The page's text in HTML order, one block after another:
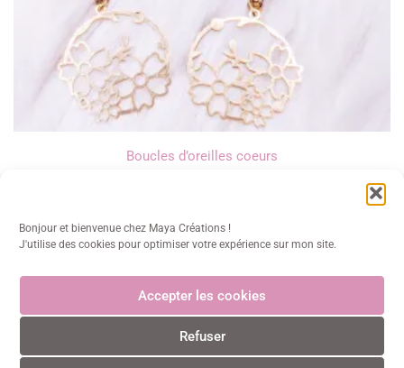
Bonjour et bienvenue chez Maya Créations !
J'utilise des cookies pour optimiser votre expérience sur mon site.
Accepter les cookies
Refuser
Boucles d’oreilles coeurs
Maya Créations
info@mayacreations.fr CGU•CGV•Politique de confidentialité•Politique des